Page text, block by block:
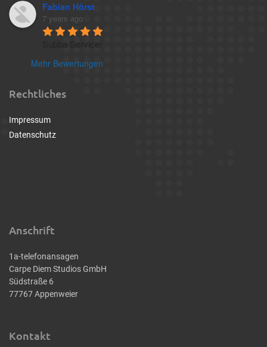
Fabian Hörst
7 years ago
Mehr Bewertungen
Rechtliches
Impressum
Datenschutz
Anschrift
1a-telefonansagen
Carpe Diem Studios GmbH
Südstraße 6
77767 Appenweier
Kontakt